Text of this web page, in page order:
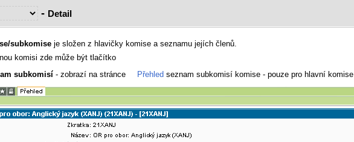
- Detail
subkomise je složen z hlavičky komise a seznamu jejích členů.
komisi zde může být tlačítko
subkomisí - zobrazí na stránce Přehled seznam subkomisí komise - pouze pro hlavní komise